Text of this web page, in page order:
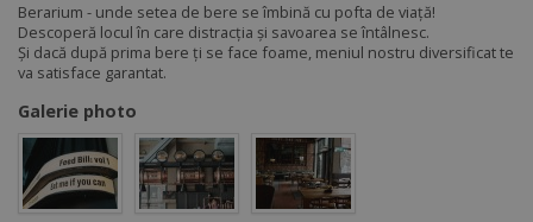
Berarium - unde setea de bere se îmbină cu pofta de viață!
Descoperă locul în care distracția și savoarea se întâlnesc.
Și dacă după prima bere ți se face foame, meniul nostru diversificat te
va satisface garantat.
Galerie photo